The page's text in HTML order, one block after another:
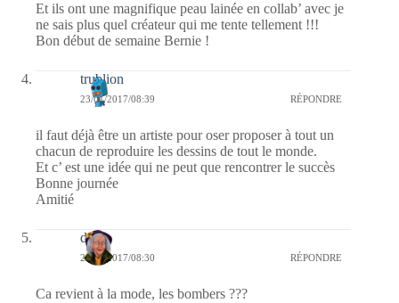
Et ils ont une magnifique peau lainée en collab’ avec je
ne sais plus quel créateur qui me tente tellement !!!
Bon début de semaine Bernie !
trublion
23/01/2017/08:39 RÉPONDRE
il faut déjà être un artiste pour oser proposer à tout un
chacun de reproduire les dessins de tout le monde.
Et c’ est une idée qui ne peut que rencontrer le succès
Bonne journée
Amitié
dom
23/01/2017/08:30 RÉPONDRE
Ca revient à la mode, les bombers ???